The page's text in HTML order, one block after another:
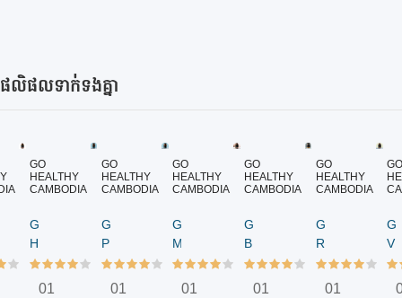
ផលិផលទាក់ទងគ្នា
GO
HEALTHY
CAMBODIA
Go
Hair
Skin
Nails
01
បញ្ជាទិញ
GO
HEALTHY
CAMBODIA
GO
PROSTATE
SUPPORT
ការពារ
01
បញ្ជាទិញ
GO
HEALTHY
CAMBODIA
Go
Man
Plus
01
បញ្ជាទិញ
GO
HEALTHY
CAMBODIA
GO
BEAUTIFUL
SKIN
01
បញ្ជាទិញ
GO
HEALTHY
CAMBODIA
Go
Royal
Jelly
1000mg
01
បញ្ជាទិញ
E
ប